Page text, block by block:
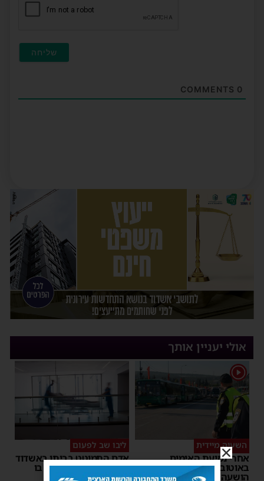
0
אולי יעניין אותך
1
השעיה מיידית
אחרי נסיעת האימים
באוטובוס מאשדוד: הנהג
הושעה מתפקידו – משרד
ליבו שב לפעום
אדם התמוטט בביתו באשדוד
– כוחות ההצלה ביצעו בו
פעולות החייאה